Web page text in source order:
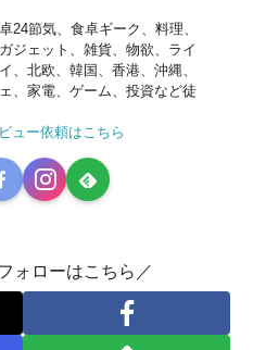
24節気、食卓ギーク、料理、
ジェット、雑貨、物欲、ライ
、北欧、韓国、香港、沖縄、
、家電、ゲーム、投資など徒
ュー依頼はこちら
ォローはこちら／